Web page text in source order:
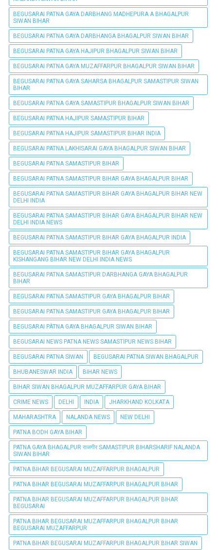
BEGUSARAI PATNA GAYA DARBHANG MADHEPURA A BHAGALPUR
SIWAN BIHAR
BEGUSARAI PATNA GAYA DARBHANGA BHAGALPUR SIWAN BIHAR
BEGUSARAI PATNA GAYA HAJIPUR BHAGALPUR SIWAN BIHAR
BEGUSARAI PATNA GAYA MUZAFFARPUR BHAGALPUR SIWAN BIHAR
BEGUSARAI PATNA GAYA SAHARSA BHAGALPUR SAMASTIPUR SIWAN
BIHAR
BEGUSARAI PATNA GAYA SAMASTIPUR BHAGALPUR SIWAN BIHAR
BEGUSARAI PATNA HAJIPUR SAMASTIPUR BIHAR
BEGUSARAI PATNA HAJIPUR SAMASTIPUR BIHAR INDIA
BEGUSARAI PATNA LAKHISARAI GAYA BHAGALPUR SIWAN BIHAR
BEGUSARAI PATNA SAMASTIPUR BIHAR
BEGUSARAI PATNA SAMASTIPUR BIHAR GAYA BHAGALPUR BIHAR
BEGUSARAI PATNA SAMASTIPUR BIHAR GAYA BHAGALPUR BIHAR NEW
DELHI INDIA
BEGUSARAI PATNA SAMASTIPUR BIHAR GAYA BHAGALPUR BIHAR NEW
DELHI INDIA NEWS
BEGUSARAI PATNA SAMASTIPUR BIHAR GAYA BHAGALPUR INDIA
BEGUSARAI PATNA SAMASTIPUR BIHAR GAYA BHAGALPUR
KISHANGANG BIHAR NEW DELHI INDIA NEWS
BEGUSARAI PATNA SAMASTIPUR DARBHANGA GAYA BHAGALPUR
BIHAR
BEGUSARAI PATNA SAMASTIPUR GAYA BHAGALPUR BIHAR
BEGUSARAI PATNA SAMASTIPUR GAYA BHAGALPUR BIHAR
BEGUSARAI PÀTNA GAYA BHAGALPUR SIWAN BIHAR
BEGUSARAI NEWS PATNA NEWS SAMASTIPUR NEWS BIHAR
BEGUSARAI PATNA SIWAN BEGUSARAI PATNA SIWAN BHAGALPUR
BHUBANESWAR INDIA BIHAR NEWS
BIHAR SIWAN BHAGALPUR MUZAFFARPUR GAYA BIHAR
CRIME NEWS DELHI INDIA JHARKHAND KOLKATA
MAHARASHTRA NALANDA NEWS NEW DELHI
PATNA BODH GAYA BIHAR
PATNA GAYA BHAGALPUR राजगीर SAMASTIPUR BIHARSHARIF NALANDA
SIWAN BIHAR
PATNA BIHAR BEGUSARAI MUZAFFARPUR BHAGALPUR
PATNA BIHAR BEGUSARAI MUZAFFARPUR BHAGALPUR BIHAR
PATNA BIHAR BEGUSARAI MUZAFFARPUR BHAGALPUR BIHAR
BEGUSARAI
PATNA BIHAR BEGUSARAI MUZAFFARPUR BHAGALPUR BIHAR
BEGUSARAI MUZAFFARPUR
PATNA BIHAR BEGUSARAI MUZAFFARPUR BHAGALPUR BIHAR SIWAN